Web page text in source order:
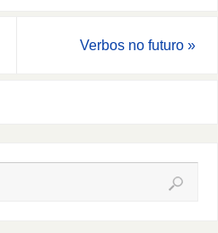
Verbos no futuro »